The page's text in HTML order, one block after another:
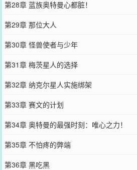
第28章 蓝族奥特曼心都脏！
第29章 那位大人
第30章 怪兽使者与少年
第31章 梅茨星人的选择
第32章 纳克尔星人实施绑架
第33章 赛文的计划
第34章 奥特曼的最强时刻：唯心之力！
第35章 不怕疼的弊端
第36章 黑吃黑